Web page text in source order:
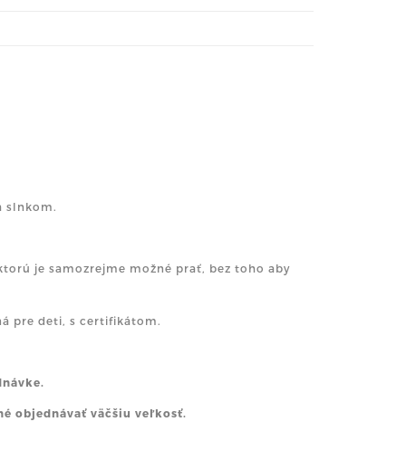
slnkom.
je samozrejme možné prať, bez toho aby
pre deti, s certifikátom.
objednávať väčšiu veľkosť.